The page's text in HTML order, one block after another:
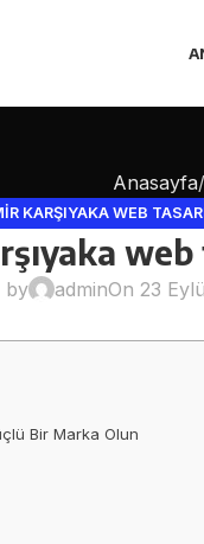
Anasayfa
KARŞIYAKA WEB
web
by adminOn 23
Bir Marka Olun